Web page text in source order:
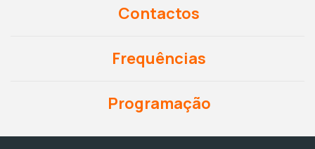
Contactos
Frequências
Programação